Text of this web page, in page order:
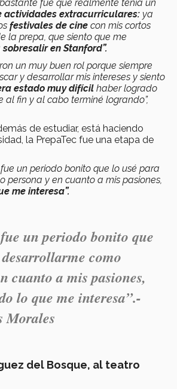
fue que realmente tenía un
actividades extracurriculares: ya
festivales de cine con mis cortos
la prepa, que siento que me
sobresalir en Stanford”.
un muy buen rol porque siempre
y desarrollar mis intereses y siento
estado muy difícil haber logrado
al fin y al cabo terminé logrando”,
de estudiar, está haciendo
la PrepaTec fue una etapa de
fue un periodo bonito que lo usé para
persona y en cuanto a mis pasiones,
me interesa”.
un periodo bonito que
como
cuanto a mis pasiones,
lo que me interesa”.-
Morales
del Bosque, al teatro